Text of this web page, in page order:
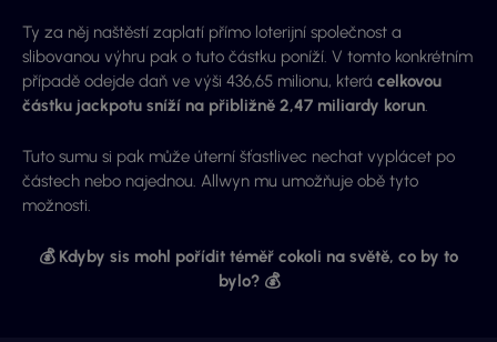
Ty za něj naštěstí zaplatí přímo loterijní společnost a
slibovanou výhru pak o tuto částku poníží. V tomto konkrétním
případě odejde daň ve výši 436,65 milionu, která celkovou
částku jackpotu sníží na přibližně 2,47 miliardy korun.
Tuto sumu si pak může úterní šťastlivec nechat vyplácet po
částech nebo najednou. Allwyn mu umožňuje obě tyto
možnosti.
💰 Kdyby sis mohl pořídit téměř cokoli na světě, co by to
bylo? 💰